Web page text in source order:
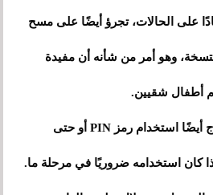
على الحالات، تجرؤ أيضًا على مسح
متسخة، وهو أمر من شأنه أن مفيدة
أطفال شقيين.
ومع ذلك، يدعم هذا النموذج أيضًا استخدام رمز PIN أو حتى
كان استخدامه ضروريًا في مرحلة ما.